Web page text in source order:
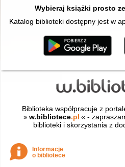
Wybieraj książki prosto
Katalog biblioteki dostępny jest w
Biblioteka współpracuje z
» w.bibliotece.pl « -
biblioteki i skorzystania z
Informacje
o bibliotece